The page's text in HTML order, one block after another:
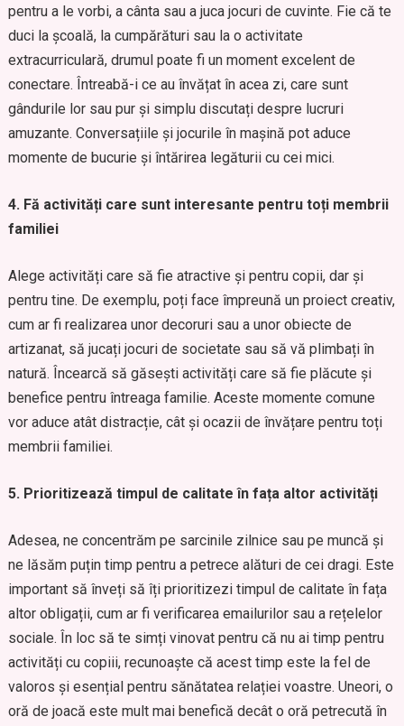
pentru a le vorbi, a cânta sau a juca jocuri de cuvinte. Fie că te
duci la școală, la cumpărături sau la o activitate
extracurriculară, drumul poate fi un moment excelent de
conectare. Întreabă-i ce au învățat în acea zi, care sunt
gândurile lor sau pur și simplu discutați despre lucruri
amuzante. Conversațiile și jocurile în mașină pot aduce
momente de bucurie și întărirea legăturii cu cei mici.
4. Fă activități care sunt interesante pentru toți membrii
familiei
Alege activități care să fie atractive și pentru copii, dar și
pentru tine. De exemplu, poți face împreună un proiect creativ,
cum ar fi realizarea unor decoruri sau a unor obiecte de
artizanat, să jucați jocuri de societate sau să vă plimbați în
natură. Încearcă să găsești activități care să fie plăcute și
benefice pentru întreaga familie. Aceste momente comune
vor aduce atât distracție, cât și ocazii de învățare pentru toți
membrii familiei.
5. Prioritizează timpul de calitate în fața altor activități
Adesea, ne concentrăm pe sarcinile zilnice sau pe muncă și
ne lăsăm puțin timp pentru a petrece alături de cei dragi. Este
important să înveți să îți prioritizezi timpul de calitate în fața
altor obligații, cum ar fi verificarea emailurilor sau a rețelelor
sociale. În loc să te simți vinovat pentru că nu ai timp pentru
activități cu copiii, recunoaște că acest timp este la fel de
valoros și esențial pentru sănătatea relației voastre. Uneori, o
oră de joacă este mult mai benefică decât o oră petrecută în